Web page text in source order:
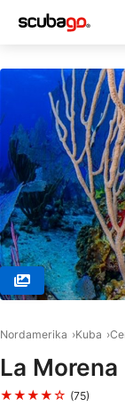
© Coco Diving. Marlin,
Nordamerika Kuba
La Morena
★★★★☆ (75)